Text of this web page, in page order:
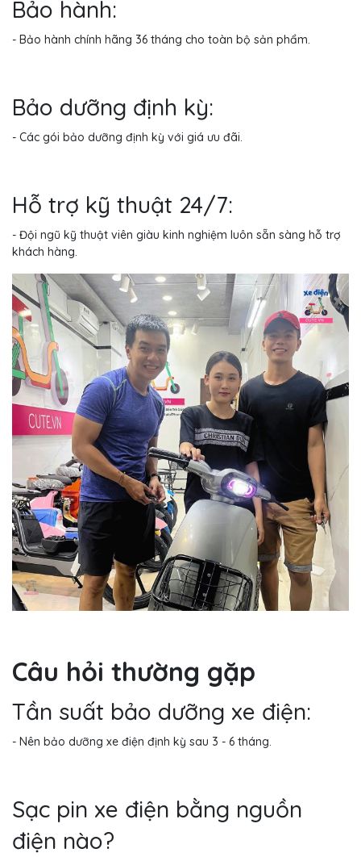
Bảo hành:
- Bảo hành chính hãng 36 tháng cho toàn bộ sản phẩm.
Bảo dưỡng định kỳ:
- Các gói bảo dưỡng định kỳ với giá ưu đãi.
Hỗ trợ kỹ thuật 24/7:
- Đội ngũ kỹ thuật viên giàu kinh nghiệm luôn sẵn sàng hỗ trợ
khách hàng.
Câu hỏi thường gặp
Tần suất bảo dưỡng xe điện:
- Nên bảo dưỡng xe điện định kỳ sau 3 - 6 tháng.
Sạc pin xe điện bằng nguồn
điện nào?